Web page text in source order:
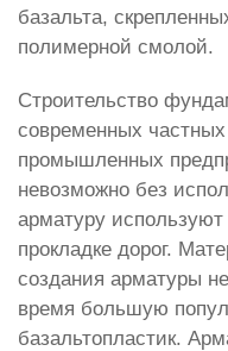
базальта,
полимерной смолой.
Строительство
современных
промышленных
невозможно без
арматуру
прокладке дорог.
создания арматуры
время большую
базальтопластик.